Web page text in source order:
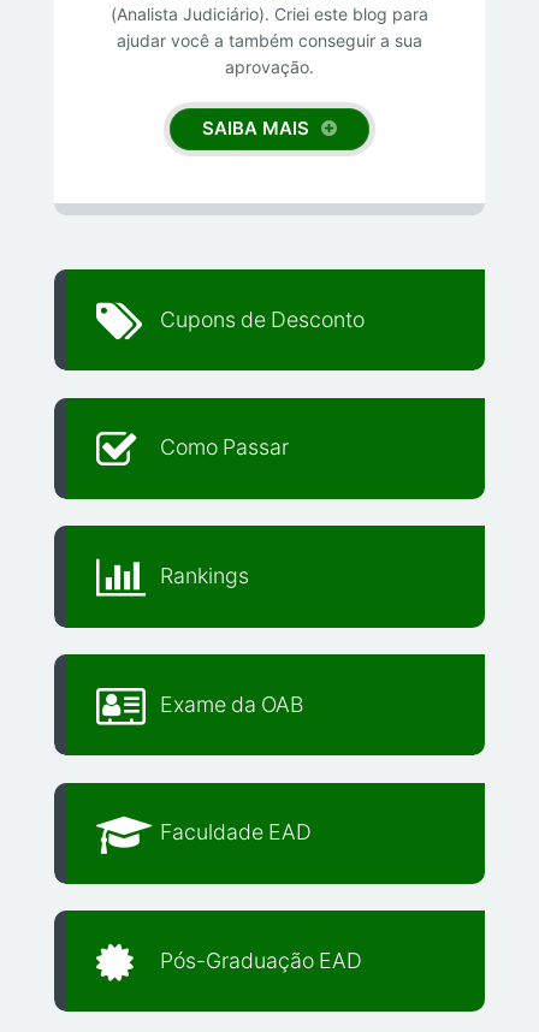
(Analista Judiciário). Criei este blog para
ajudar você a também conseguir a sua
aprovação.
SAIBA MAIS
Cupons de Desconto
Como Passar
Rankings
Exame da OAB
Faculdade EAD
Pós-Graduação EAD